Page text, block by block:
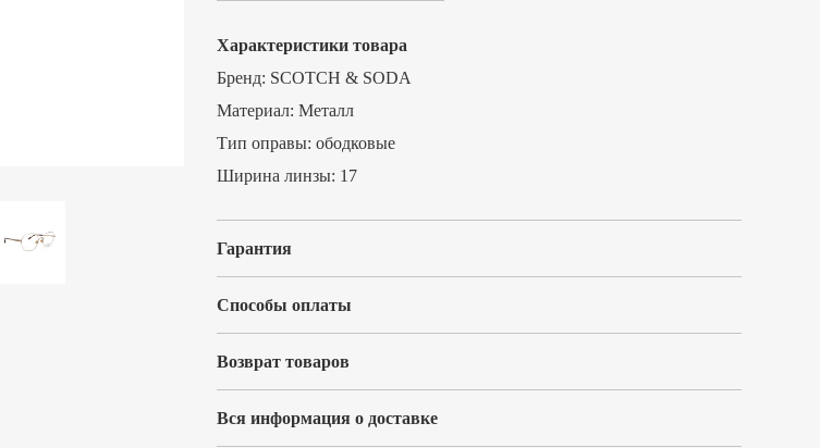
Характеристики товара
Бренд: SCOTCH & SODA
Материал: Металл
Тип оправы: ободковые
Ширина линзы: 17
Гарантия
Способы оплаты
Возврат товаров
Вся информация о доставке